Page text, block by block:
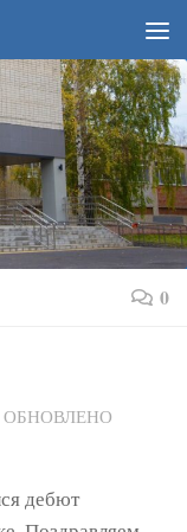
0
ОБНОВЛЕНО
дебют